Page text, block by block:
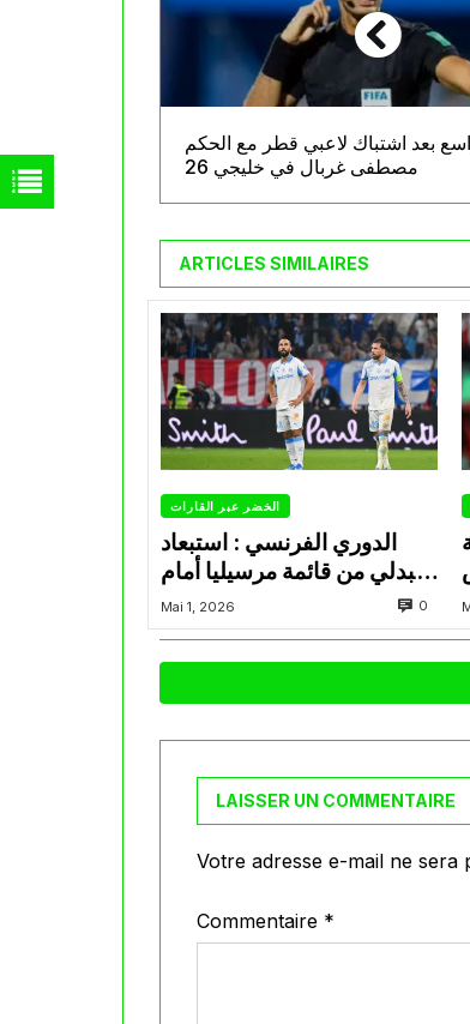
بعد اشتباك لاعبي قطر مع الحكم
مصطفى غربال في خليجي 26
ARTICLES SIMILAIRES
الخضر عبر القارات
الدوري الفرنسي : استبعاد
عبدلي من قائمة مرسيليا أمام
نانت
Mai 1, 2026 0
LAISSER UN COMMENTAIRE
Votre adresse e-mail ne sera
Commentaire *